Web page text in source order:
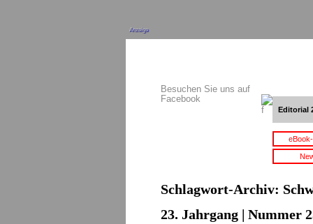
Anzeige
Besuchen Sie uns auf
Facebook
Editorial
Schlagwort-Archiv:
23. Jahrgang | Nummer